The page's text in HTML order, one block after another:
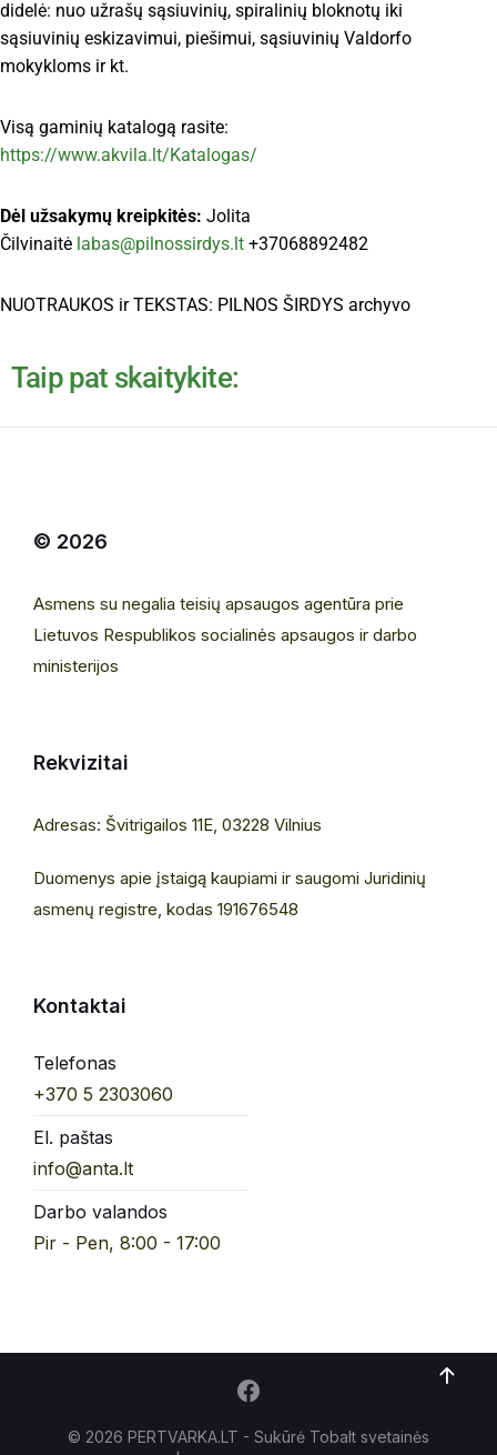
didelė: nuo užrašų sąsiuvinių, spiralinių bloknotų iki
sąsiuvinių eskizavimui, piešimui, sąsiuvinių Valdorfo
mokykloms ir kt.
Visą gaminių katalogą rasite:
https://www.akvila.lt/Katalogas/
Dėl užsakymų kreipkitės: Jolita
Čilvinaitė labas@pilnossirdys.lt +37068892482
NUOTRAUKOS ir TEKSTAS: PILNOS ŠIRDYS archyvo
Taip pat skaitykite:
© 2026
Asmens su negalia teisių apsaugos agentūra prie
Lietuvos Respublikos socialinės apsaugos ir darbo
ministerijos
Rekvizitai
Adresas: Švitrigailos 11E, 03228 Vilnius
Duomenys apie įstaigą kaupiami ir saugomi Juridinių
asmenų registre, kodas 191676548
Kontaktai
Telefonas
+370 5 2303060
El. paštas
info@anta.lt
Darbo valandos
Pir - Pen, 8:00 - 17:00
© 2026 PERTVARKA.LT - Sukūrė Tobalt svetainės